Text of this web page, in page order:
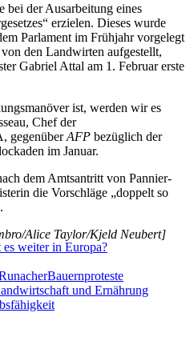
bei der Ausarbeitung eines
erzielen. Dieses wurde
Parlament im Frühjahr vorgelegt
den Landwirten aufgestellt,
Gabriel Attal am 1. Februar erste
ist, werden wir es
Chef der
gegenüberAFP bezüglich der
im Januar.
dem Amtsantritt von Pannier-
die Vorschläge „doppelt so
es weiter in Europa?
Alice Taylor/Kjeld Neubert]
Bauernproteste
und Ernährung